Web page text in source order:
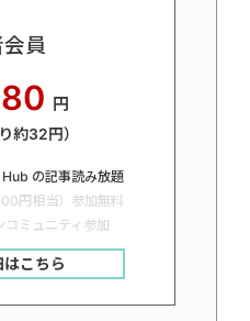
員
円
約32円）
の記事読み放題
円相当）参加無料
コミュニティ参加
こちら